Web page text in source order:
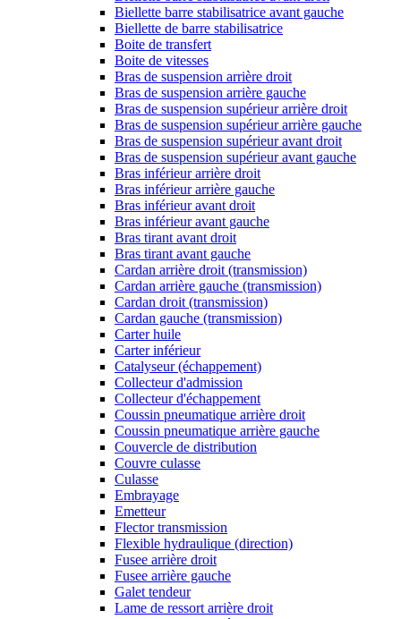
Biellette barre stabilisatrice avant gauche
Biellette de barre stabilisatrice
Boite de transfert
Boite de vitesses
Bras de suspension arrière droit
Bras de suspension arrière gauche
Bras de suspension supérieur arrière droit
Bras de suspension supérieur arrière gauche
Bras de suspension supérieur avant droit
Bras de suspension supérieur avant gauche
Bras inférieur arrière droit
Bras inférieur arrière gauche
Bras inférieur avant droit
Bras inférieur avant gauche
Bras tirant avant droit
Bras tirant avant gauche
Cardan arrière droit (transmission)
Cardan arrière gauche (transmission)
Cardan droit (transmission)
Cardan gauche (transmission)
Carter huile
Carter inférieur
Catalyseur (échappement)
Collecteur d'admission
Collecteur d'échappement
Coussin pneumatique arrière droit
Coussin pneumatique arrière gauche
Couvercle de distribution
Couvre culasse
Culasse
Embrayage
Emetteur
Flector transmission
Flexible hydraulique (direction)
Fusee arrière droit
Fusee arrière gauche
Galet tendeur
Lame de ressort arrière droit